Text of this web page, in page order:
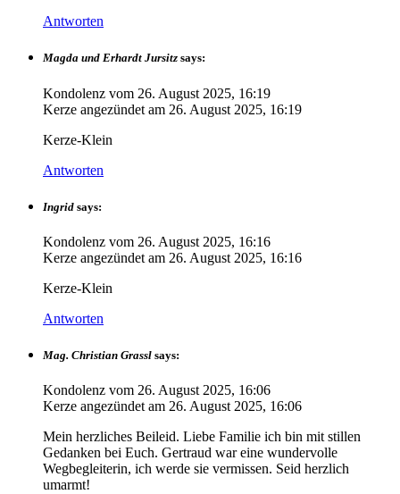
Antworten
Magda und Erhardt Jursitz says:
Kondolenz vom 26. August 2025, 16:19
Kerze angezündet am 26. August 2025, 16:19
Kerze-Klein
Antworten
Ingrid says:
Kondolenz vom 26. August 2025, 16:16
Kerze angezündet am 26. August 2025, 16:16
Kerze-Klein
Antworten
Mag. Christian Grassl says:
Kondolenz vom 26. August 2025, 16:06
Kerze angezündet am 26. August 2025, 16:06
Mein herzliches Beileid. Liebe Familie ich bin mit stillen
Gedanken bei Euch. Gertraud war eine wundervolle
Wegbegleiterin, ich werde sie vermissen. Seid herzlich
umarmt!